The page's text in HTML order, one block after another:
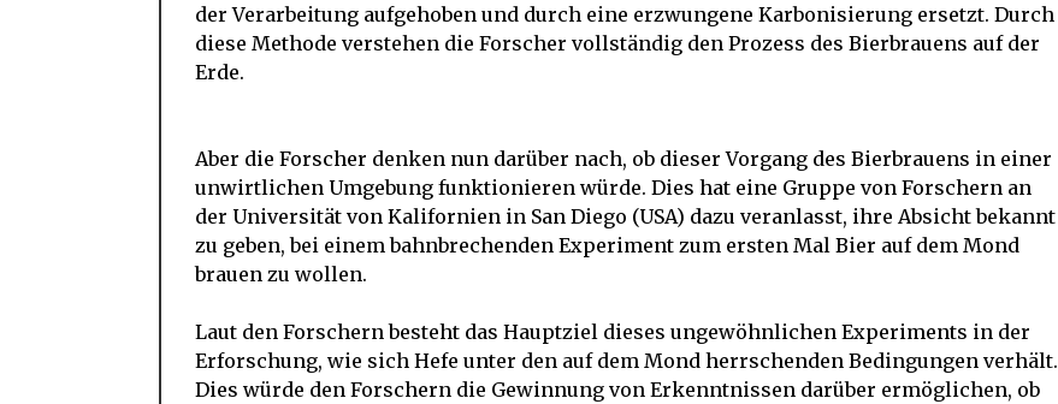
der Verarbeitung aufgehoben und durch eine erzwungene Karbonisierung ersetzt. Durch
diese Methode verstehen die Forscher vollständig den Prozess des Bierbrauens auf der
Erde.
Aber die Forscher denken nun darüber nach, ob dieser Vorgang des Bierbrauens in einer
unwirtlichen Umgebung funktionieren würde. Dies hat eine Gruppe von Forschern an
der Universität von Kalifornien in San Diego (USA) dazu veranlasst, ihre Absicht bekannt
zu geben, bei einem bahnbrechenden Experiment zum ersten Mal Bier auf dem Mond
brauen zu wollen.
Laut den Forschern besteht das Hauptziel dieses ungewöhnlichen Experiments in der
Erforschung, wie sich Hefe unter den auf dem Mond herrschenden Bedingungen verhält.
Dies würde den Forschern die Gewinnung von Erkenntnissen darüber ermöglichen, ob